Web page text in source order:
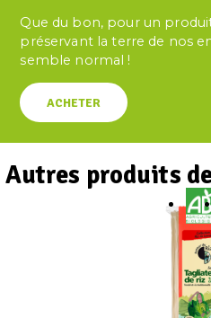
Que du bon, pour un
préservant la terre de nos
semble normal !
ACHETER
Autres produits